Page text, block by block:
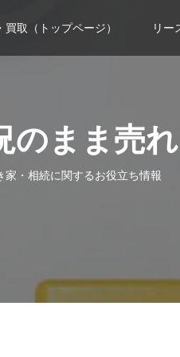
買取（トップページ） リー
のまま売
家・相続に関するお役立ち情報